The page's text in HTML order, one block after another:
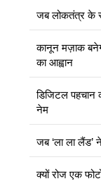
जब लोकतंत्र के
कानून मज़ाक
का आह्वान
डिजिटल पहचान
नेम
जब ‘ला ला लैंड’
क्यों रोज एक